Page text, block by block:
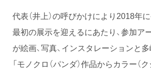
代表（井上）の呼びかけにより2018年
最初の展示を迎えるにあたり、参加ア
が絵画、写真、インスタレーションと多
「モノクロ（パンダ）作品からカラー（